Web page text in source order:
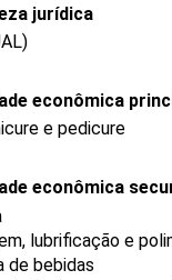
jurídica
econômica
e pedicure
econômica
lubrificação e
de bebidas